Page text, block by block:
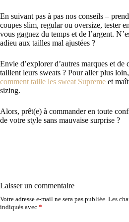
En suivant pas à pas nos conseils –
coupes slim, regular ou oversize, tester
vous gagnez du temps et de l’argent.
adieu aux tailles mal ajustées ?
Envie d’explorer d’autres marques et
taillent leurs sweats ? Pour aller plus
comment taille les sweat Supreme et
sizing.
Alors, prêt(e) à commander en toute
de votre style sans mauvaise surprise ?
Laisser un commentaire
Votre adresse e-mail ne sera pas publiée. Les
indiqués avec *